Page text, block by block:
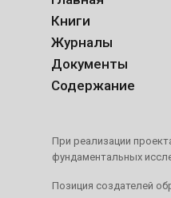
Книги
Журналы
Документы
Содержание
При реализации
фундаментальных
Позиция создателей